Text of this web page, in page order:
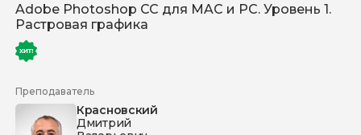
Adobe Photoshop CC для MAC и PC. Уровень 1.
Растровая графика
Преподаватель
Красновский
Дмитрий